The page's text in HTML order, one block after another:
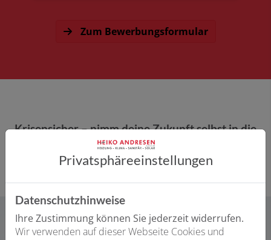
Zum Bewerbungsformular
Krisensicher – nimm deine Zukunft selbst in die
Hand!
Privatsphäre­einstellungen
Datenschutzhinweise
Ihre Zustimmung können Sie jederzeit widerrufen.
Wir verwenden auf dieser Webseite Cookies und